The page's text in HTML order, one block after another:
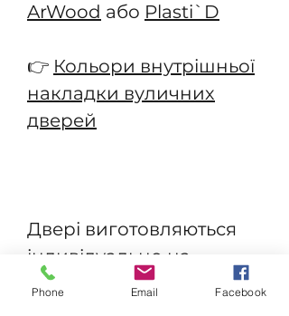
ArWood або Plasti`D
👉 Кольори внутрішньої
накладки вуличних
дверей
Двері виготовляються
індивідуально на
замовлення
Phone Email Facebook